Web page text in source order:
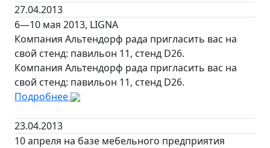
27.04.2013
6—10 мая 2013, LIGNA
Компания Альтендорф рада пригласить вас на
свой стенд: павильон 11, стенд D26.
Компания Альтендорф рада пригласить вас на
свой стенд: павильон 11, стенд D26.
Подробнее
23.04.2013
10 апреля на базе мебельного предприятия